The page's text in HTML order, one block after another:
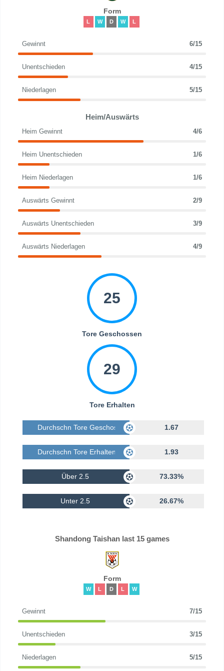
Form
L W D W L
Gewinnt 6/15
Unentschieden 4/15
Niederlagen 5/15
Heim/Auswärts
Heim Gewinnt 4/6
Heim Unentschieden 1/6
Heim Niederlagen 1/6
Auswärts Gewinnt 2/9
Auswärts Unentschieden 3/9
Auswärts Niederlagen 4/9
25
Tore Geschossen
29
Tore Erhalten
Durchschn Tore Geschossen 1.67
Durchschn Tore Erhalten 1.93
Über 2.5 73.33%
Unter 2.5 26.67%
Shandong Taishan last 15 games
Form
W L D L W
Gewinnt 7/15
Unentschieden 3/15
Niederlagen 5/15